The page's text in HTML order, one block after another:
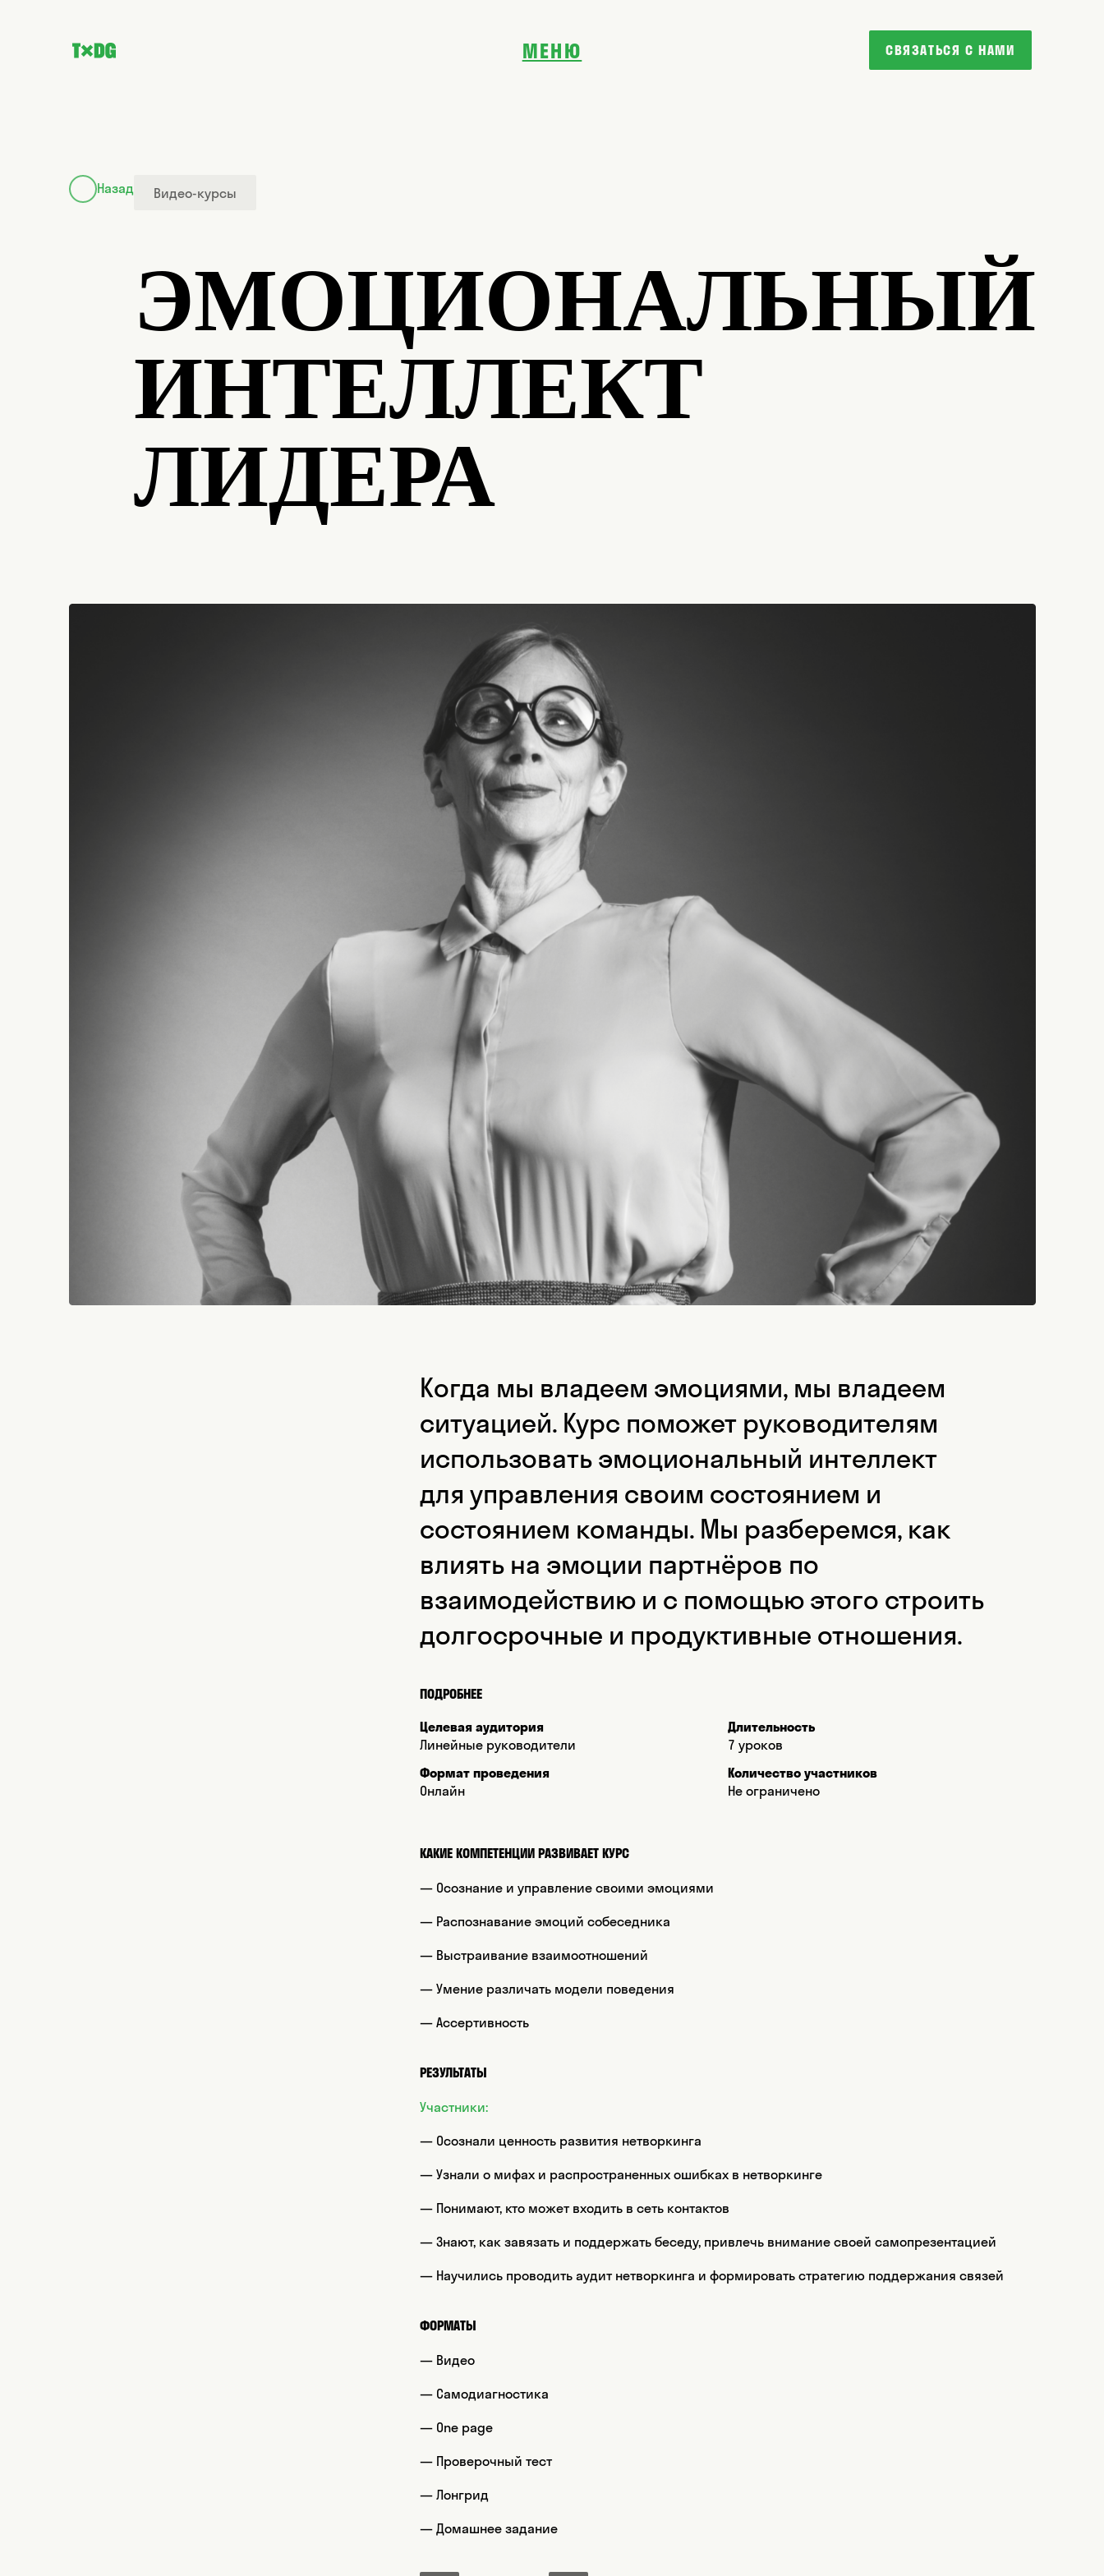
МЕНЮ
КЕЙСЫ
БЛОГ
КОМАНДА
СВЯЗАТЬСЯ С НАМИ
Назад Видео-курсы
ЭМОЦИОНАЛЬНЫЙ
ИНТЕЛЛЕКТ
ЛИДЕРА
Когда мы владеем эмоциями, мы владеем
ситуацией. Курс поможет руководителям
использовать эмоциональный интеллект
для управления своим состоянием и
состоянием команды. Мы разберемся, как
влиять на эмоции партнёров по
взаимодействию и с помощью этого строить
долгосрочные и продуктивные отношения.
ПОДРОБНЕЕ
Целевая аудитория
Линейные руководители
Формат проведения
Онлайн
Длительность
7 уроков
Количество участников
Не ограничено
КАКИЕ КОМПЕТЕНЦИИ РАЗВИВАЕТ КУРС
— Осознание и управление своими эмоциями
— Распознавание эмоций собеседника
— Выстраивание взаимоотношений
— Умение различать модели поведения
— Ассертивность
РЕЗУЛЬТАТЫ
Участники:
— Осознали ценность развития нетворкинга
— Узнали о мифах и распространенных ошибках в нетворкинге
— Понимают, кто может входить в сеть контактов
— Знают, как завязать и поддержать беседу, привлечь внимание своей самопрезентацией
— Научились проводить аудит нетворкинга и формировать стратегию поддержания связей
ФОРМАТЫ
— Видео
— Самодиагностика
— One page
— Проверочный тест
— Лонгрид
— Домашнее задание